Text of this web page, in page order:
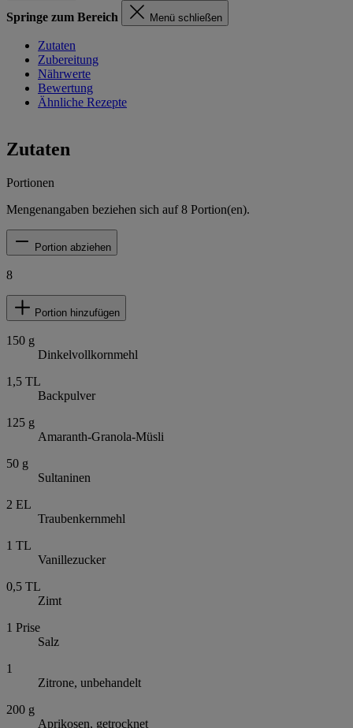
Springe zum Bereich Menü schließen
Zutaten
Zubereitung
Nährwerte
Bewertung
Ähnliche Rezepte
Zutaten
Portionen
Mengenangaben beziehen sich auf8 Portion(en).
Portion abziehen
8
Portion hinzufügen
150 g
Dinkelvollkornmehl
1,5 TL
Backpulver
125 g
Amaranth-Granola-Müsli
50 g
Sultaninen
2 EL
Traubenkernmehl
1 TL
Vanillezucker
0,5 TL
Zimt
1 Prise
Salz
1
Zitrone, unbehandelt
200 g
Aprikosen, getrocknet